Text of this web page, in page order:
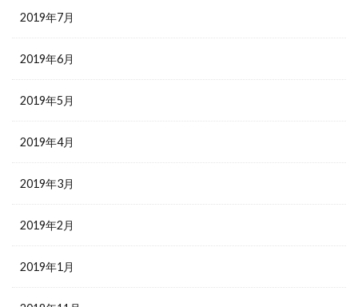
2019年7月
2019年6月
2019年5月
2019年4月
2019年3月
2019年2月
2019年1月